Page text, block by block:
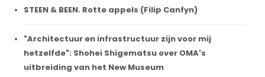
STEEN & BEEN. Rotte appels (Filip Canfyn)
"Architectuur en infrastructuur zijn voor mij
hetzelfde": Shohei Shigematsu over OMA's
uitbreiding van het New Museum